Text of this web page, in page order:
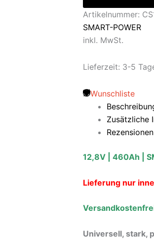
Artikelnummer:
SMART-POWER
inkl. MwSt.
Lieferzeit: 3-5
Wunschliste
Zusätzliche
12,8V | 460Ah |
Lieferung nur
Universell, stark,